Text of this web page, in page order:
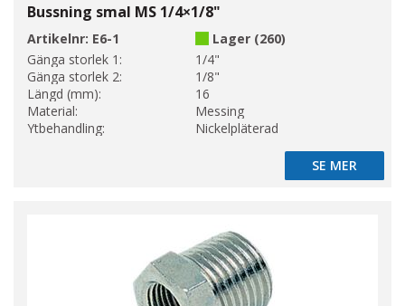
Bussning smal MS 1/4×1/8"
Artikelnr: E6-1
Lager (260)
Gänga storlek 1:
1/4"
Gänga storlek 2:
1/8"
Längd (mm):
16
Material:
Messing
Ytbehandling:
Nickelpläterad
SE MER
SE MER